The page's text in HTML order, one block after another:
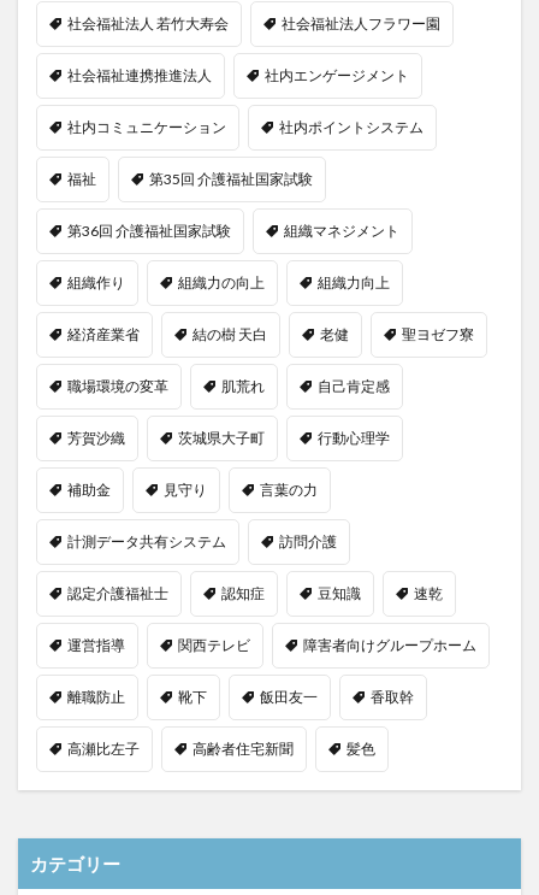
社会福祉法人 若竹大寿会 社会福祉法人フラワー園
社会福祉連携推進法人 社内エンゲージメント
社内コミュニケーション 社内ポイントシステム
福祉 第35回 介護福祉国家試験
第36回 介護福祉国家試験 組織マネジメント
組織作り 組織力の向上 組織力向上
経済産業省 結の樹 天白 老健 聖ヨゼフ寮
職場環境の変革 肌荒れ 自己肯定感
芳賀沙織 茨城県大子町 行動心理学
補助金 見守り 言葉の力
計測データ共有システム 訪問介護
認定介護福祉士 認知症 豆知識 速乾
運営指導 関西テレビ 障害者向けグループホーム
離職防止 靴下 飯田友一 香取幹
高瀬比左子 高齢者住宅新聞 髪色
カテゴリー